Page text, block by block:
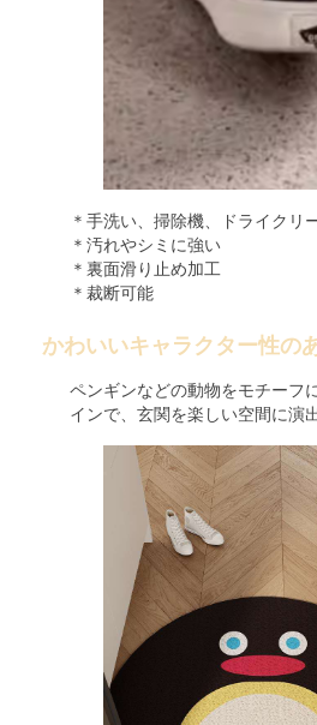
＊手洗い、掃除機、ドライクリ
＊汚れやシミに強い
＊裏面滑り止め加工
＊裁断可能
かわいいキャラクター性の
ペンギンなどの動物をモチーフ
インで、玄関を楽しい空間に演